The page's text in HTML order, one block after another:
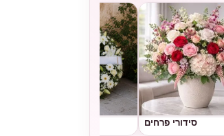
סידורי פרחים